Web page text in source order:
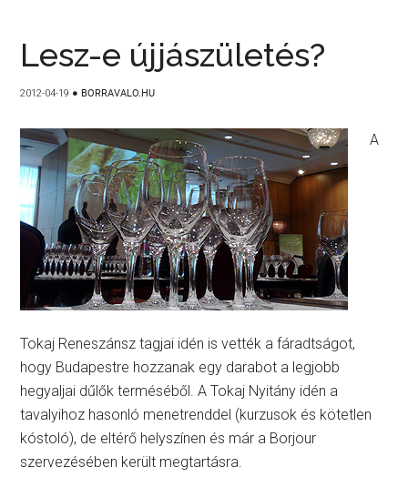
Lesz-e újjászületés?
2012-04-19 ● BORRAVALO.HU
A
Tokaj Reneszánsz tagjai idén is vették a fáradtságot,
hogy Budapestre hozzanak egy darabot a legjobb
hegyaljai dűlők terméséből. A Tokaj Nyitány idén a
tavalyihoz hasonló menetrenddel (kurzusok és kötetlen
kóstoló), de eltérő helyszínen és már a Borjour
szervezésében került megtartásra.